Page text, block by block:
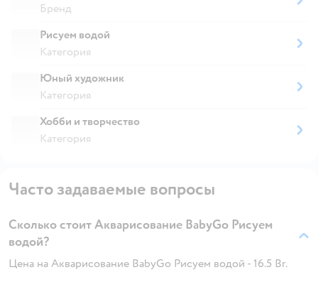
Бренд
Рисуем водой
Категория
Юный художник
Категория
Хобби и творчество
Категория
Часто задаваемые вопросы
Сколько стоит Акварисование BabyGo Рисуем
водой?
Цена на Акварисование BabyGo Рисуем водой - 16.5 Br.